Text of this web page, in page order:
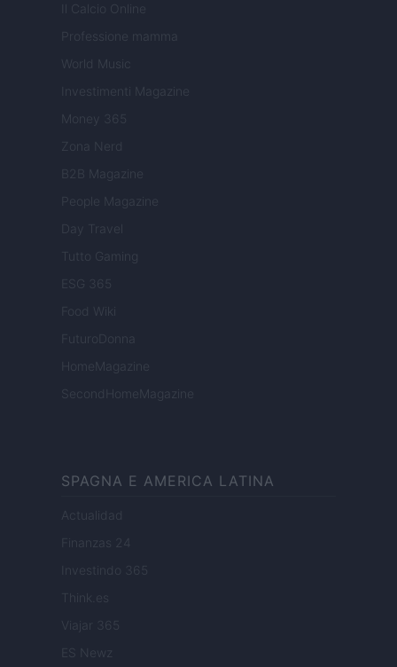
Il Calcio Online
Professione mamma
World Music
Investimenti Magazine
Money 365
Zona Nerd
B2B Magazine
People Magazine
Day Travel
Tutto Gaming
ESG 365
Food Wiki
FuturoDonna
HomeMagazine
SecondHomeMagazine
SPAGNA E AMERICA LATINA
Actualidad
Finanzas 24
Investindo 365
Think.es
Viajar 365
ES Newz